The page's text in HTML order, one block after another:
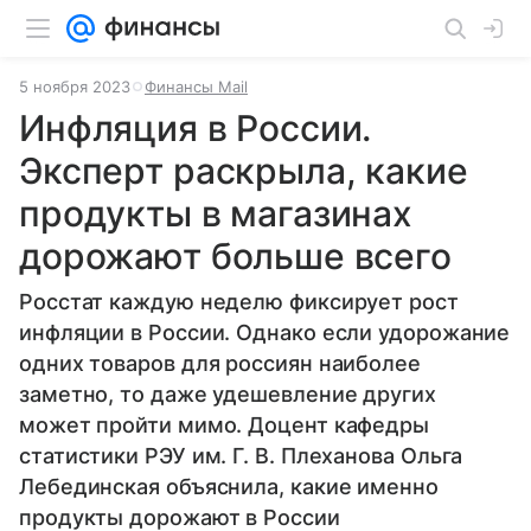
5 ноября 2023 Финансы Mail
Инфляция в России.
Эксперт раскрыла, какие
продукты в магазинах
дорожают больше всего
Росстат каждую неделю фиксирует рост
инфляции в России. Однако если удорожание
одних товаров для россиян наиболее
заметно, то даже удешевление других
может пройти мимо. Доцент кафедры
статистики РЭУ им. Г. В. Плеханова Ольга
Лебединская объяснила, какие именно
продукты дорожают в России